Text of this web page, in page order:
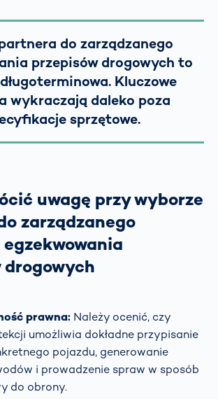
do zarządzanego
przepisów drogowych to
Kluczowe
wykraczają daleko poza
sprzętowe.
uwagę przy wyborze
zarządzanego
drogowych
prawna: Należy ocenić, czy
umożliwia dokładne przypisanie
pojazdu, generowanie
i prowadzenie spraw w sposób
do obrony.